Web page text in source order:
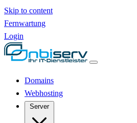
Skip to content
Fernwartung
Login
Domains
Webhosting
Server